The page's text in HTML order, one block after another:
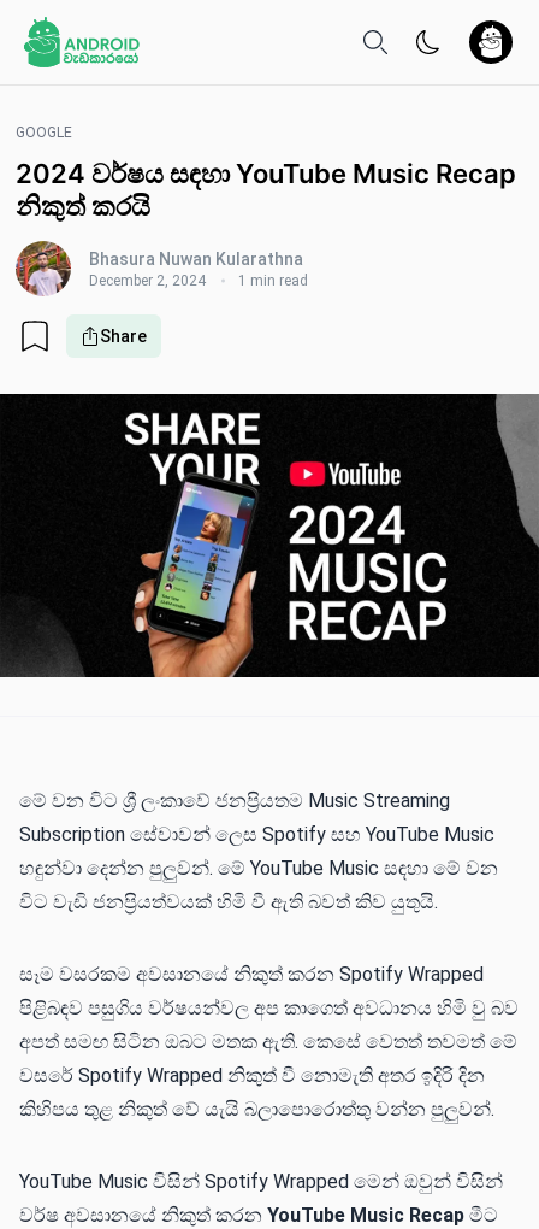
GOOGLE
2024 වර්ෂය සඳහා YouTube Music Recap
නිකුත් කරයි
Bhasura Nuwan Kularathna
December 2, 2024 1 min read
Share
මේ වන විට ශ්‍රී ලංකාවේ ජනප්‍රියතම Music Streaming
Subscription සේවාවන් ලෙස Spotify සහ YouTube Music
හඳුන්වා දෙන්න පුලුවන්. මේ YouTube Music සඳහා මේ වන
විට වැඩි ජනප්‍රියත්වයක් හිමි වී ඇති බවත් කිව යුතුයි.
සෑම වසරකම අවසානයේ නිකුත් කරන Spotify Wrapped
පිළිබඳව පසුගිය වර්ෂයන්වල අප කාගෙත් අවධානය හිමි වු බව
අපත් සමඟ සිටින ඔබට මතක ඇති. කෙසේ වෙතත් තවමත් මේ
වසරේ Spotify Wrapped නිකුත් වී නොමැති අතර ඉදිරි දින
කිහිපය තුළ නිකුත් වේ යැයි බලාපොරොත්තු වන්න පුලුවන්.
YouTube Music විසින් Spotify Wrapped මෙන් ඔවුන් විසින්
වර්ෂ අවසානයේ නිකුත් කරන YouTube Music Recap මීට